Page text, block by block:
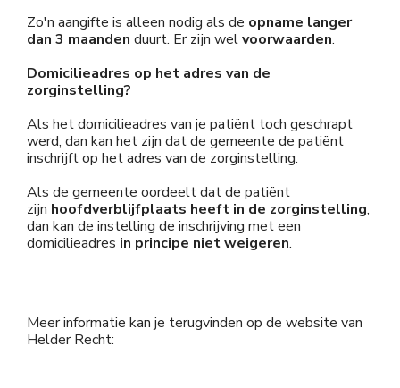
Zo'n aangifte is alleen nodig als de opname langer
dan 3 maanden duurt. Er zijn welvoorwaarden.
Domicilieadres op het adres van de
zorginstelling?
Als het domicilieadres van je patiënt toch geschrapt
werd, dan kan het zijn dat de gemeente de patiënt
inschrijft op het adres van de zorginstelling.
Als de gemeente oordeelt dat de patiënt
zijn hoofdverblijfplaats heeft in de zorginstelling,
dan kan de instelling de inschrijving met een
domicilieadres in principe niet weigeren.
Meer informatie kan je terugvinden op de website van
Helder Recht: